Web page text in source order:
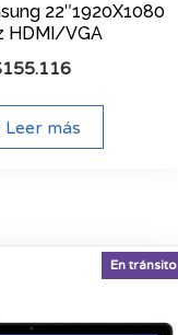
22″1920X1080
HDMI/VGA
155.116
Leer más
En tránsito